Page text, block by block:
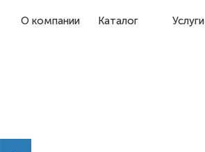
О компании Каталог Услуги